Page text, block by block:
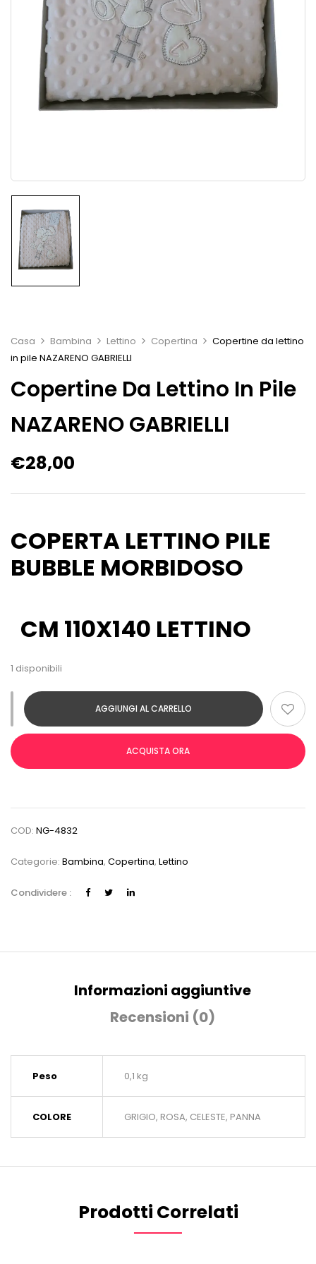
Casa Bambina Lettino Copertina
Copertine da lettino
in pile NAZARENO GABRIELLI
Copertine Da Lettino In Pile
NAZARENO GABRIELLI
€28,00
COPERTA LETTINO PILE
BUBBLE MORBIDOSO
CM 110X140 LETTINO
1 disponibili
AGGIUNGI AL CARRELLO
ACQUISTA ORA
COD: NG-4832
Categorie: Bambina, Copertina, Lettino
Condividere :
Informazioni aggiuntive
Recensioni (0)
Peso 0,1 kg
COLORE GRIGIO, ROSA, CELESTE, PANNA
Prodotti Correlati